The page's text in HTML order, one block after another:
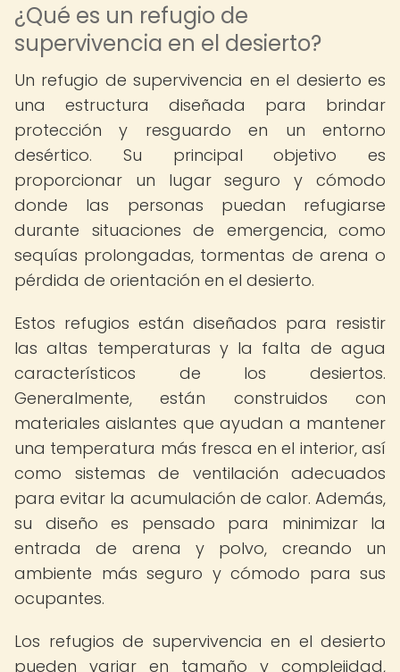
¿Qué es un refugio de
supervivencia en el desierto?
Un refugio de supervivencia en el desierto es
una estructura diseñada para brindar
protección y resguardo en un entorno
desértico. Su principal objetivo es
proporcionar un lugar seguro y cómodo
donde las personas puedan refugiarse
durante situaciones de emergencia, como
sequías prolongadas, tormentas de arena o
pérdida de orientación en el desierto.
Estos refugios están diseñados para resistir
las altas temperaturas y la falta de agua
característicos de los desiertos.
Generalmente, están construidos con
materiales aislantes que ayudan a mantener
una temperatura más fresca en el interior, así
como sistemas de ventilación adecuados
para evitar la acumulación de calor. Además,
su diseño es pensado para minimizar la
entrada de arena y polvo, creando un
ambiente más seguro y cómodo para sus
ocupantes.
Los refugios de supervivencia en el desierto
pueden variar en tamaño y complejidad,